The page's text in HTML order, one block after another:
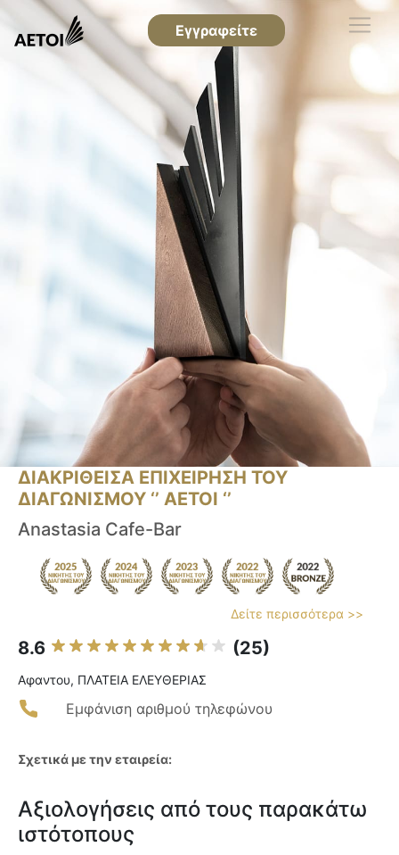
Εγγραφείτε
ΔΙΑΚΡΙΘΕΙΣΑ ΕΠΙΧΕΙΡΗΣΗ ΤΟΥ
ΔΙΑΓΩΝΙΣΜΟΥ ‘’ ΑΕΤΟΙ ‘’
Anastasia Cafe-Bar
Δείτε περισσότερα >>
8.6 (25)
Αφαντου, ΠΛΑΤΕΙΑ ΕΛΕΥΘΕΡΙΑΣ
Εμφάνιση αριθμού τηλεφώνου
Σχετικά με την εταιρεία:
Αξιολογήσεις από τους παρακάτω
ιστότοπους